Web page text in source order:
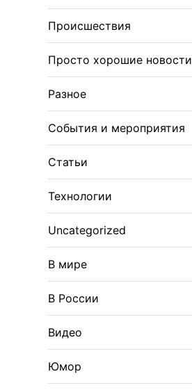
Происшествия
Просто хорошие новости
Разное
События и мероприятия
Статьи
Технологии
Uncategorized
В мире
В России
Видео
Юмор